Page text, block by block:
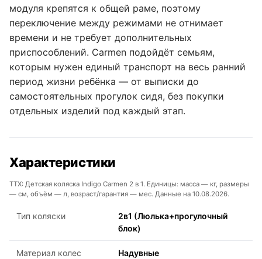
модуля крепятся к общей раме, поэтому
переключение между режимами не отнимает
времени и не требует дополнительных
приспособлений. Carmen подойдёт семьям,
которым нужен единый транспорт на весь ранний
период жизни ребёнка — от выписки до
самостоятельных прогулок сидя, без покупки
отдельных изделий под каждый этап.
Характеристики
ТТХ: Детская коляска Indigo Carmen 2 в 1. Единицы: масса — кг, размеры
— см, объём — л, возраст/гарантия — мес. Данные на 10.08.2026.
Тип коляски
2в1 (Люлька+прогулочный
блок)
Материал колес Надувные